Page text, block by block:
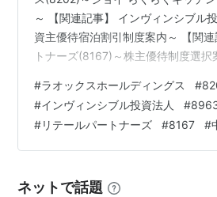
～ 【関連記事】 インヴィンシブル
資主優待宿泊割引制度案内～ 【関
トナーズ(8167)～株主優待制度選択
～ 【関連記事】 ブログをご覧頂き
す。 私は「shousanshouuo」と申
ー株を中心とした長期投資スタンス
て活動しています。 今週も優待品
#ラオックスホールディングス #
#インヴィンシブル投資法人 #
#リテールパートナーズ #8167 #
ネットで話題